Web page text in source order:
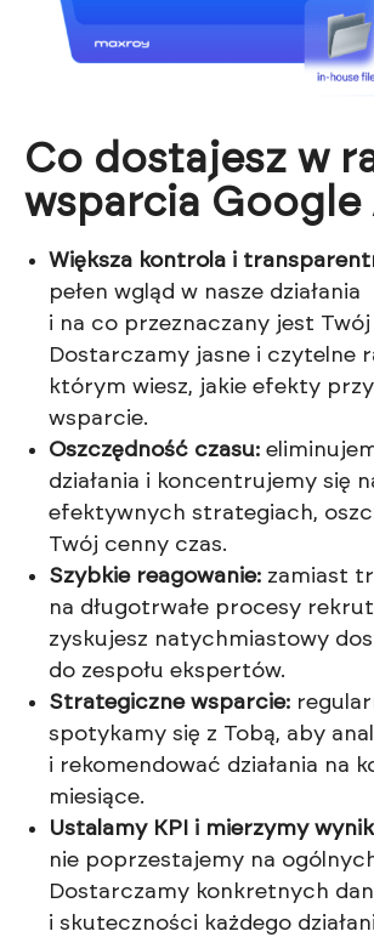
Co dostajesz w
wsparcia Google
Większa kontrola i
pełen wgląd w nasze działania
i na co przeznaczany jest
Dostarczamy jasne i czytelne
którym wiesz, jakie efekty
wsparcie.
Oszczędność czasu:
działania i koncentrujemy się
efektywnych strategiach,
Twój cenny czas.
Szybkie reagowanie: zamiast
na długotrwałe procesy
zyskujesz natychmiastowy
do zespołu ekspertów.
Strategiczne wsparcie:
spotykamy się z Tobą, aby
i rekomendować działania na
miesiące.
Ustalamy KPI i mierzymy
nie poprzestajemy na
Dostarczamy konkretnych
i skuteczności każdego